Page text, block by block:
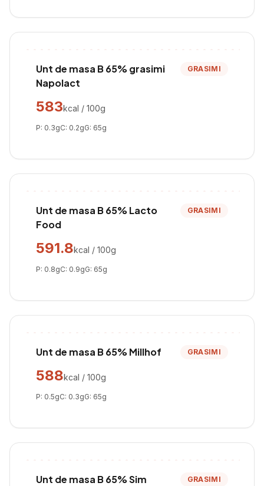
Unt de masa B 65% grasimi
Napolact
GRASIMI
583kcal / 100g
P: 0.3gC: 0.2gG: 65g
Unt de masa B 65% Lacto
Food
GRASIMI
591.8kcal / 100g
P: 0.8gC: 0.9gG: 65g
Unt de masa B 65% Millhof GRASIMI
588kcal / 100g
P: 0.5gC: 0.3gG: 65g
Unt de masa B 65% Sim GRASIMI